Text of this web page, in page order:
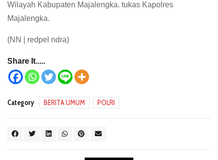
Wilayah Kabupaten Majalengka. tukas Kapolres
Majalengka.
(NN | redpel ndra)
Share It.....
Category BERITA UMUM POLRI